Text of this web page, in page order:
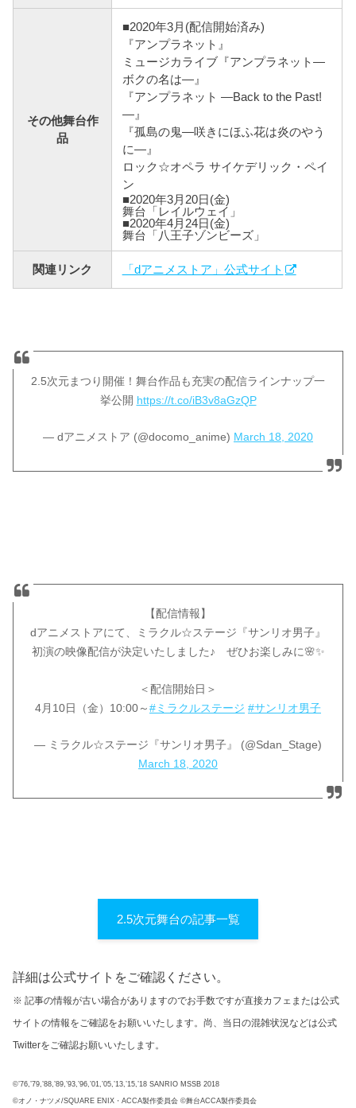
その他舞台作
品
■2020年3月(配信開始済み)
『アンプラネット』
ミュージカライブ『アンプラネット―
ボクの名は―』
『アンプラネット ―Back to the Past!
―』
『孤島の鬼―咲きにほふ花は炎のやう
に―』
ロック☆オペラ サイケデリック・ペイ
ン
■2020年3月20日(金)
舞台「レイルウェイ」
■2020年4月24日(金)
舞台「八王子ゾンビーズ」
関連リンク 「dアニメストア」公式サイト
2.5次元まつり開催！舞台作品も充実の配信ラインナップ一
挙公開 https://t.co/iB3v8aGzQP
— dアニメストア (@docomo_anime) March 18, 2020
【配信情報】
dアニメストアにて、ミラクル☆ステージ『サンリオ男子』
初演の映像配信が決定いたしました♪ ぜひお楽しみに🌸✨
＜配信開始日＞
4月10日（金）10:00～#ミラクルステージ #サンリオ男子
— ミラクル☆ステージ『サンリオ男子』 (@Sdan_Stage)
March 18, 2020
2.5次元舞台の記事一覧
詳細は公式サイトをご確認ください。
※ 記事の情報が古い場合がありますのでお手数ですが直接カフェまたは公式
サイトの情報をご確認をお願いいたします。尚、当日の混雑状況などは公式
Twitterをご確認お願いいたします。
©’76,’79,’88,’89,’93,’96,’01,’05,’13,’15,’18 SANRIO MSSB 2018
©オノ・ナツメ/SQUARE ENIX・ACCA製作委員会 ©舞台ACCA製作委員会